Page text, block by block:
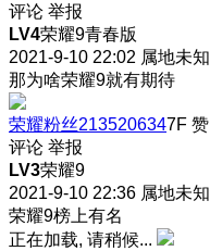
评论 举报
LV4荣耀9青春版
2021-9-10 22:02 属地未知
那为啥荣耀9就有期待
荣耀粉丝2135206347F 赞
评论 举报
LV3荣耀9
2021-9-10 22:36 属地未知
荣耀9榜上有名
正在加载, 请稍候...